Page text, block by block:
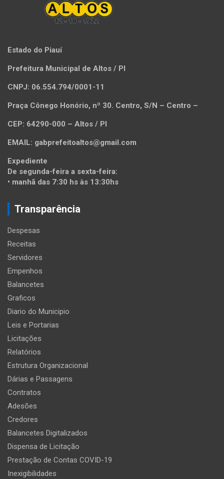
Estado do Piauí
Prefeitura Municipal de Altos / PI
CNPJ: 06.554.794/0001-11
Praça Cônego Honório, nº 30. Centro, S/N – Centro –
CEP: 64290-000 – Altos / PI
EMAIL: gabprefeitoaltos@gmail.com
Expediente
De segunda-feira a sexta-feira:
• manhã das 7:30 hs às 13:30hs
Transparência
Despesas
Receitas
Servidores
Empenhos
Balancetes
Graficos
Diario do Municipio
Leis e Portarias
Licitações
Relatórios
Estrutura Organizacional
Dárias e Passagens
Contratos
Adesões
Credores
Balancetes Digitalizados
Dispensa de Licitação
Prestação de Contas COVID-19
Inexigibilidades